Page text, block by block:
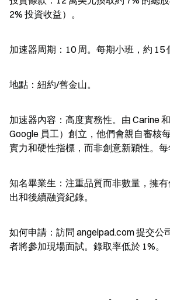
2% 投資收益）。
加速器周期：10 周。每期小班，約 15
地點：紐約/舊金山。
加速器內容：高度實務性。由 Carine
Google 員工）創立，他們會親自審核
實力和硬性指標，而非創意新穎性。每
知名畢業生：注重品質而非數量，擁
出和後續融資紀錄。
如何申請：訪問 angelpad.com 提交公
者將參加現場面試。錄取率低於 1%。